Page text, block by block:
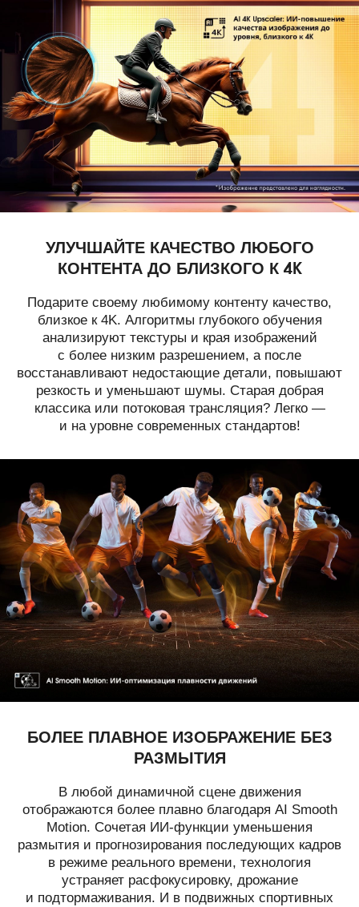
УЛУЧШАЙТЕ КАЧЕСТВО ЛЮБОГО
КОНТЕНТА ДО БЛИЗКОГО К 4K
Подарите своему любимому контенту качество,
близкое к 4K. Алгоритмы глубокого обучения
анализируют текстуры и края изображений
с более низким разрешением, а после
восстанавливают недостающие детали, повышают
резкость и уменьшают шумы. Старая добрая
классика или потоковая трансляция? Легко —
и на уровне современных стандартов!
БОЛЕЕ ПЛАВНОЕИЗОБРАЖЕНИЕ БЕЗ
РАЗМЫТИЯ
В любой динамичной сцене движения
отображаются более плавно благодаря AI Smooth
Motion. Сочетая ИИ-функции уменьшения
размытия и прогнозирования последующих кадров
в режиме реального времени, технология
устраняет расфокусировку, дрожание
и подтормаживания. И в подвижных спортивных